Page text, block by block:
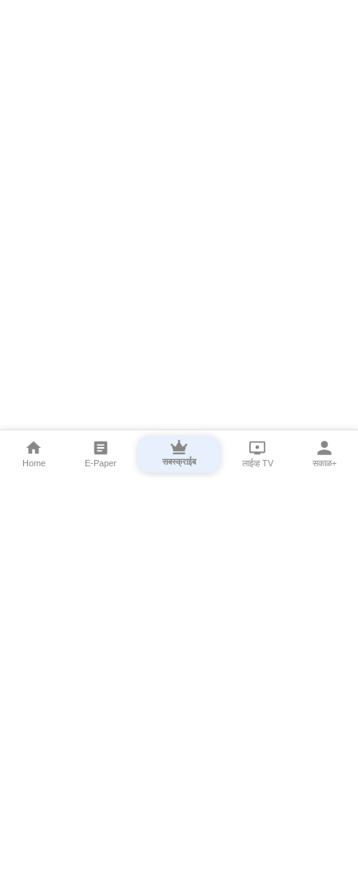
Home E-Paper सबस्क्राईब लाईव्ह TV सकाळ+